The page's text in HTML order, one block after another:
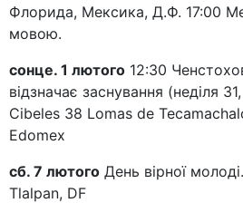
Флорида, Мексика, Д.Ф. 17:00
мовою.
сонце. 1 лютого 12:30
відзначає заснування (неділя
Cibeles 38 Lomas de
Edomex
сб. 7 лютого День вірної
Tlalpan, DF